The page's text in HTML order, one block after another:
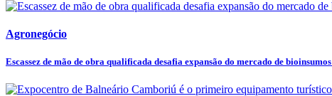
Agronegócio
Escassez de mão de obra qualificada desafia expansão do mercado de bioinsumos